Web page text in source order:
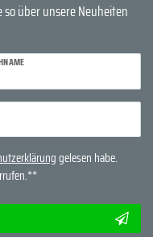
über unsere Neuheiten
gelesen habe.